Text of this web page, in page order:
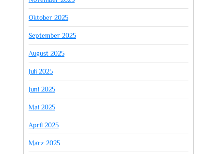
Oktober 2025
September 2025
August 2025
Juli 2025
Juni 2025
Mai 2025
April 2025
März 2025